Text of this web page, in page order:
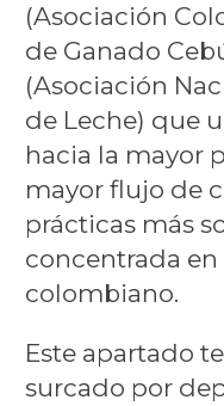
(Asociación
de Ganado
(Asociación
de Leche) que
hacia la mayor
mayor flujo de
prácticas más
concentrada
colombiano.
Este apartado
surcado por